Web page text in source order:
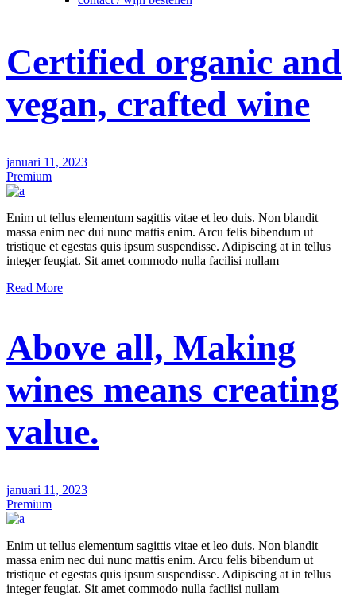
Certified organic and
vegan, crafted wine
januari 11, 2023
Premium
Enim ut tellus elementum sagittis vitae et leo duis. Non blandit
massa enim nec dui nunc mattis enim. Arcu felis bibendum ut
tristique et egestas quis ipsum suspendisse. Adipiscing at in tellus
integer feugiat. Sit amet commodo nulla facilisi nullam
Read More
Above all, Making
wines means creating
value.
januari 11, 2023
Premium
Enim ut tellus elementum sagittis vitae et leo duis. Non blandit
massa enim nec dui nunc mattis enim. Arcu felis bibendum ut
tristique et egestas quis ipsum suspendisse. Adipiscing at in tellus
integer feugiat. Sit amet commodo nulla facilisi nullam